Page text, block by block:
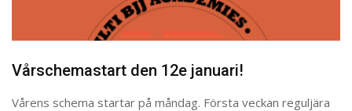
Vårschemastart den 12e januari!
Vårens schema startar på måndag. Första veckan reguljära